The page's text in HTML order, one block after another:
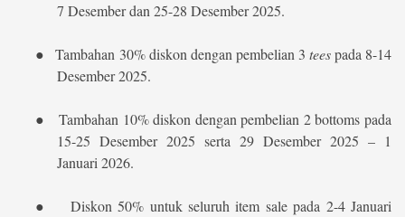
7 Desember dan 25-28 Desember 2025.
● Tambahan 30% diskon dengan pembelian 3 teespada 8-14
Desember 2025.
● Tambahan 10% diskon dengan pembelian 2 bottoms pada
15-25 Desember 2025 serta 29 Desember 2025 – 1
Januari 2026.
● Diskon 50% untuk seluruh item salepada 2-4 Januari